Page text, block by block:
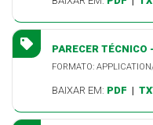
PARECER
FORMATO:
BAIXAR EM: PDF |